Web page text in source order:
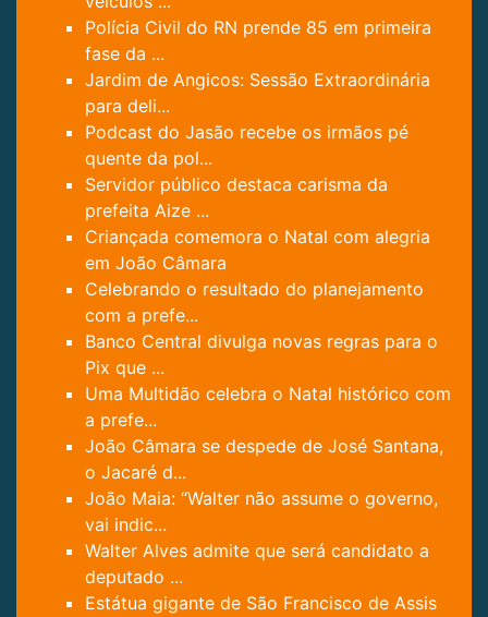
Polícia Civil do RN prende 85 em primeira
fase da ...
Jardim de Angicos: Sessão Extraordinária
para deli...
Podcast do Jasão recebe os irmãos pé
quente da pol...
Servidor público destaca carisma da
prefeita Aize ...
Criançada comemora o Natal com alegria
em João Câmara
Celebrando o resultado do planejamento
com a prefe...
Banco Central divulga novas regras para o
Pix que ...
Uma Multidão celebra o Natal histórico com
a prefe...
João Câmara se despede de José Santana,
o Jacaré d...
João Maia: “Walter não assume o governo,
vai indic...
Walter Alves admite que será candidato a
deputado ...
Estátua gigante de São Francisco de Assis